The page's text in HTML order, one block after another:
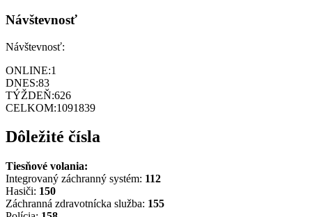
Návštevnosť
Návštevnosť:
ONLINE:1
DNES:83
TÝŽDEŇ:626
CELKOM:1091839
Dôležité čísla
Tiesňové volania:
Integrovaný záchranný systém: 112
Hasiči: 150
Záchranná zdravotnícka služba: 155